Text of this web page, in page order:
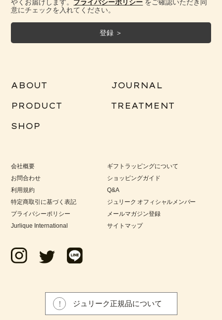
やくお届けします。 プライバシーポリシー をご確認いただき同
意にチェックを入れてください。
ABOUT JOURNAL
PRODUCT TREATMENT
SHOP
会社概要
お問合わせ
利用規約
特定商取引に基づく表記
プライバシーポリシー
Jurlique International
ギフトラッピングについて
ショッピングガイド
Q&A
ジュリーク オフィシャルメンバー
メールマガジン登録
サイトマップ
ジュリーク正規品について